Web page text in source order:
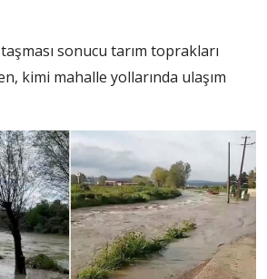
taşması sonucu tarım toprakları
kimi mahalle yollarında ulaşım